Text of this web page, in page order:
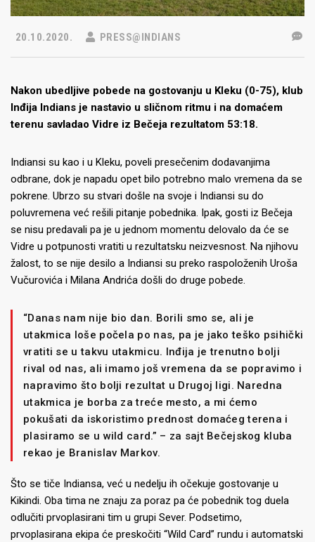
20.10.2020. PRESS@INDIANS
Nakon ubedljive pobede na gostovanju u Kleku (0-75), klub
Inđija Indians je nastavio u sličnom ritmu i na domaćem
terenu savladao Vidre iz Bečeja rezultatom 53:18.
Indiansi su kao i u Kleku, poveli presečenim dodavanjima
odbrane, dok je napadu opet bilo potrebno malo vremena da se
pokrene. Ubrzo su stvari došle na svoje i Indiansi su do
poluvremena već rešili pitanje pobednika. Ipak, gosti iz Bečeja
se nisu predavali pa je u jednom momentu delovalo da će se
Vidre u potpunosti vratiti u rezultatsku neizvesnost. Na njihovu
žalost, to se nije desilo a Indiansi su preko raspoloženih Uroša
Vučurovića i Milana Andrića došli do druge pobede.
“Danas nam nije bio dan. Borili smo se, ali je
utakmica loše počela po nas, pa je jako teško psihički
vratiti se u takvu utakmicu. Inđija je trenutno bolji
rival od nas, ali imamo još vremena da se popravimo i
napravimo što bolji rezultat u Drugoj ligi. Naredna
utakmica je borba za treće mesto, a mi ćemo
pokušati da iskoristimo prednost domaćeg terena i
plasiramo se u wild card.” – za sajt Bečejskog kluba
rekao je Branislav Markov.
Što se tiče Indiansa, već u nedelju ih očekuje gostovanje u
Kikindi. Oba tima ne znaju za poraz pa će pobednik tog duela
odlučiti prvoplasirani tim u grupi Sever. Podsetimo,
prvoplasirana ekipa će preskočiti “Wild Card” rundu i automatski